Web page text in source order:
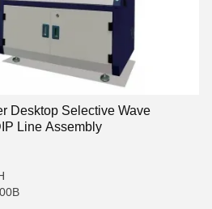
Desktop Selective Wave
Line Assembly